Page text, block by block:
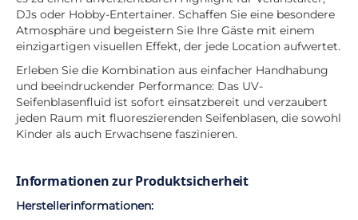
DJs oder Hobby-Entertainer. Schaffen Sie eine besondere
Atmosphäre und begeistern Sie Ihre Gäste mit einem
einzigartigen visuellen Effekt, der jede Location aufwertet.
Erleben Sie die Kombination aus einfacher Handhabung
und beeindruckender Performance: Das UV-
Seifenblasenfluid ist sofort einsatzbereit und verzaubert
jeden Raum mit fluoreszierenden Seifenblasen, die sowohl
Kinder als auch Erwachsene faszinieren.
Informationen zur Produktsicherheit
Herstellerinformationen: